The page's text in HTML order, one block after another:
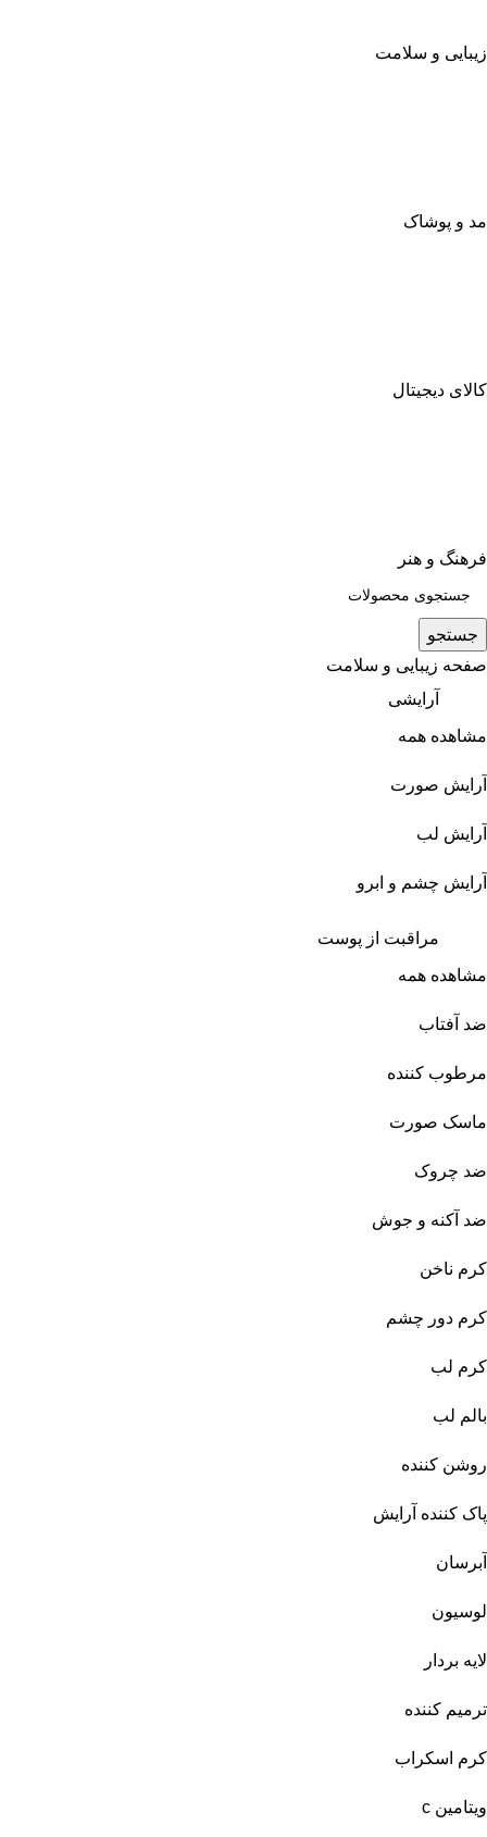
زیبایی و سلامت
مد و پوشاک
کالای دیجیتال
فرهنگ و هنر
جستجو
صفحه زیبایی و سلامت
آرایشی
مشاهده همه
آرایش صورت
آرایش لب
آرایش چشم و ابرو
مراقبت از پوست
مشاهده همه
ضد آفتاب
مرطوب کننده
ماسک صورت
ضد چروک
ضد آکنه و جوش
کرم ناخن
کرم دور چشم
کرم لب
بالم لب
روشن کننده
پاک کننده آرایش
آبرسان
لوسیون
لایه بردار
ترمیم کننده
کرم اسکراب
ویتامین c